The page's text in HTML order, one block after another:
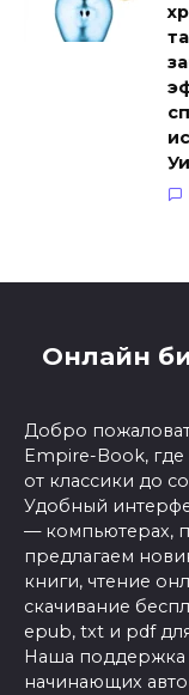
Онлайн
Добро
Empire-Book,
от классики до
Удобный
— компьютерах,
предлагаем
книги, чтение
скачивание
epub, txt и pdf
Наша поддержка
начинающих